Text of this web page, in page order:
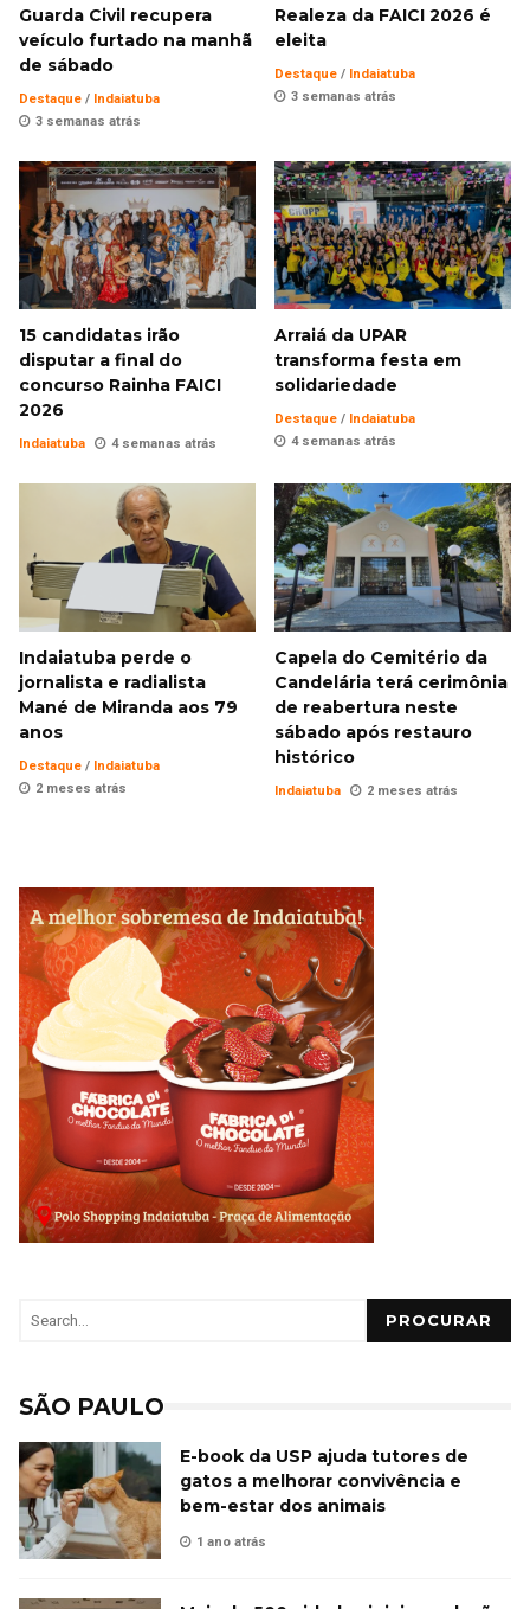
Guarda Civil recupera
veículo furtado na manhã
de sábado
Destaque / Indaiatuba
3 semanas atrás
Realeza da FAICI 2026 é
eleita
Destaque / Indaiatuba
3 semanas atrás
15 candidatas irão
disputar a final do
concurso Rainha FAICI
2026
Indaiatuba 4 semanas atrás
Arraiá da UPAR
transforma festa em
solidariedade
Destaque / Indaiatuba
4 semanas atrás
Indaiatuba perde o
jornalista e radialista
Mané de Miranda aos 79
anos
Destaque / Indaiatuba
2 meses atrás
Capela do Cemitério da
Candelária terá cerimônia
de reabertura neste
sábado após restauro
histórico
Indaiatuba 2 meses atrás
PROCURAR
SÃO PAULO
E-book da USP ajuda tutores de
gatos a melhorar convivência e
bem-estar dos animais
1 ano atrás